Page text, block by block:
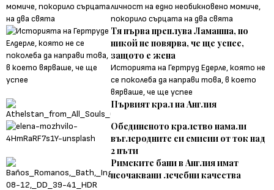
личност на едно необикновено момиче,
покорило сърцата на два свята
Тя първа преплува Ламанша, но
никой не повярва, че ще успее,
защото е жена
Историята на Гертруд Едерле, която не
се поколеба да направи това, в което
вярваше, че ще успее
Първият крал на Англия
Обединеното кралство намали
въглеродните си емисии от ток над
2 пъти
Римските бани в Англия имат
неочаквани лечебни качества